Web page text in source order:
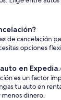
de cancelación
opciones
en
es un factor
tu auto en
menos dinero.